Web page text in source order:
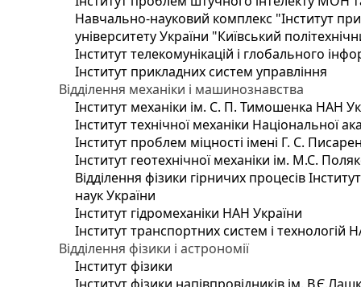
Навчально-науковий комплекс "Інститут
університету України "Київський
Інститут телекомунікацій і глобального
Інститут прикладних систем управління
Відділення механіки і машинознавства
Інститут механіки ім. С. П. Тимошенка НАН
Інститут технічної механіки Національної
Інститут проблем міцності імені Г. С.
Інститут геотехнічної механіки ім. М.С.
Відділення фізики гірничих процесів
наук України
Інститут гідромеханіки НАН України
Інститут транспортних систем і технологій
Відділення фізики і астрономії
Інститут фізики